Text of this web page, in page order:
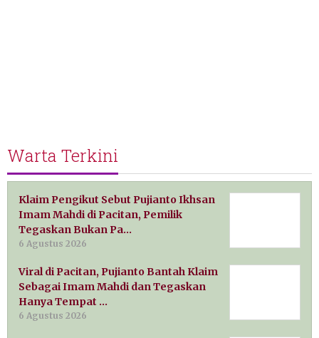
Warta Terkini
Klaim Pengikut Sebut Pujianto Ikhsan
Imam Mahdi di Pacitan, Pemilik
Tegaskan Bukan Pa…
6 Agustus 2026
Viral di Pacitan, Pujianto Bantah Klaim
Sebagai Imam Mahdi dan Tegaskan
Hanya Tempat …
6 Agustus 2026